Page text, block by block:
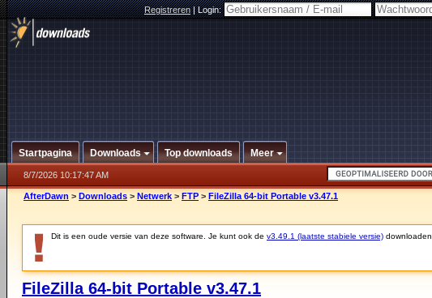
Registreren|Login:
Startpagina Downloads Top downloads Meer
8/7/2026 10:17:47 AM
AfterDawn > Downloads > Netwerk > FTP > FileZilla 64-bit Portable v3.47.1
Dit is een oude versie van deze software. Je kunt ook de v3.49.1 (laatste stabiele versie) downloaden.
FileZilla 64-bit Portable v3.47.1